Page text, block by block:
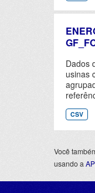
Dados
usinas
CSV
Você
usando a